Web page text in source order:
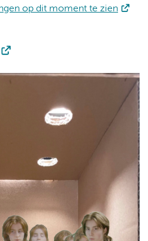
op dit moment te zien